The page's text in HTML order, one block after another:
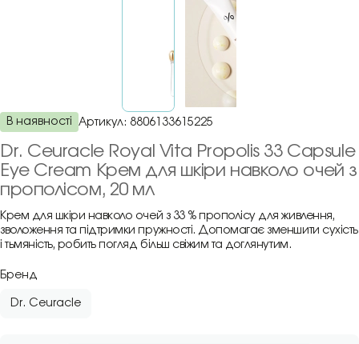
В наявності Артикул: 8806133615225
Dr. Ceuracle Royal Vita Propolis 33 Capsule
Eye Cream Крем для шкіри навколо очей з
прополісом, 20 мл
Крем для шкіри навколо очей з 33 % прополісу для живлення,
зволоження та підтримки пружності. Допомагає зменшити сухість
і тьмяність, робить погляд більш свіжим та доглянутим.
Бренд
Dr. Ceuracle